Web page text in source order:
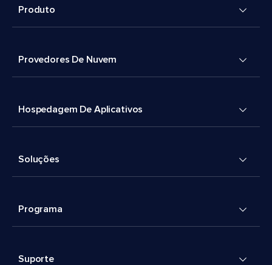
Produto
Provedores De Nuvem
Hospedagem De Aplicativos
Soluções
Programa
Suporte